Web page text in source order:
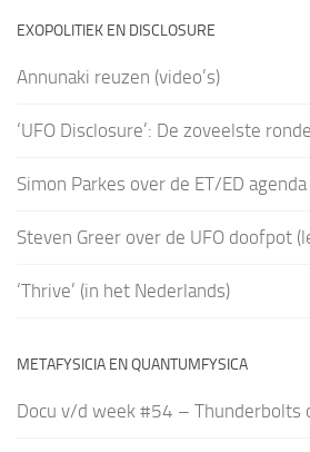
EXOPOLITIEK EN DISCLOSURE
Annunaki reuzen (video’s)
‘UFO Disclosure’: De zoveelste ronde
Simon Parkes over de ET/ED
Steven Greer over de UFO doofpot
‘Thrive’ (in het Nederlands)
METAFYSICIA EN QUANTUMFYSICA
Docu v/d week #54 – Thunderbolts